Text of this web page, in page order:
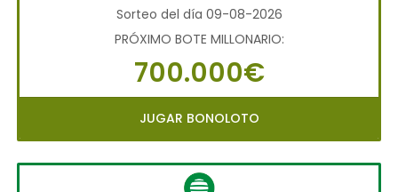
Sorteo del día 09-08-2026
PRÓXIMO BOTE MILLONARIO:
700.000€
JUGAR BONOLOTO